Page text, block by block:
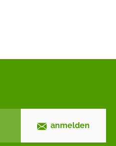
anmelden